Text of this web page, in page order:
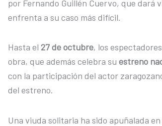
por Fernando Guillén Cuervo, que dará
enfrenta a su caso más difícil.
Hasta el 27 de octubre, los
obra, que además celebra su estreno
con la participación del actor
del estreno.
Una viuda solitaria ha sido apuñalada